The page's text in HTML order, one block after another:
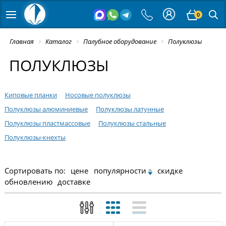
0
Главная Каталог Палубное оборудование Полуклюзы
ПОЛУКЛЮЗЫ
Киповые планки
Носовые полуклюзы
Полуклюзы алюминиевые
Полуклюзы латунные
Полуклюзы пластмассовые
Полуклюзы стальные
Полуклюзы-кнехты
Сортировать по: цене популярности
скидке
обновлению доставке